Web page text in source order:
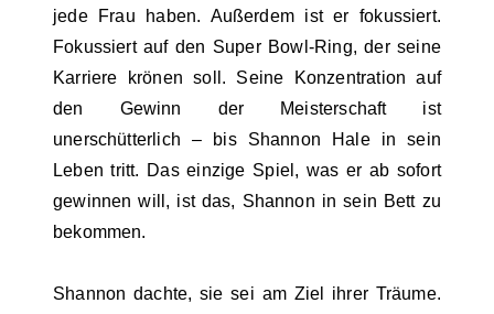
jede Frau haben. Außerdem ist er fokussiert.
Fokussiert auf den Super Bowl-Ring, der seine
Karriere krönen soll. Seine Konzentration auf
den Gewinn der Meisterschaft ist
unerschütterlich – bis Shannon Hale in sein
Leben tritt. Das einzige Spiel, was er ab sofort
gewinnen will, ist das, Shannon in sein Bett zu
bekommen.
Shannon dachte, sie sei am Ziel ihrer Träume.